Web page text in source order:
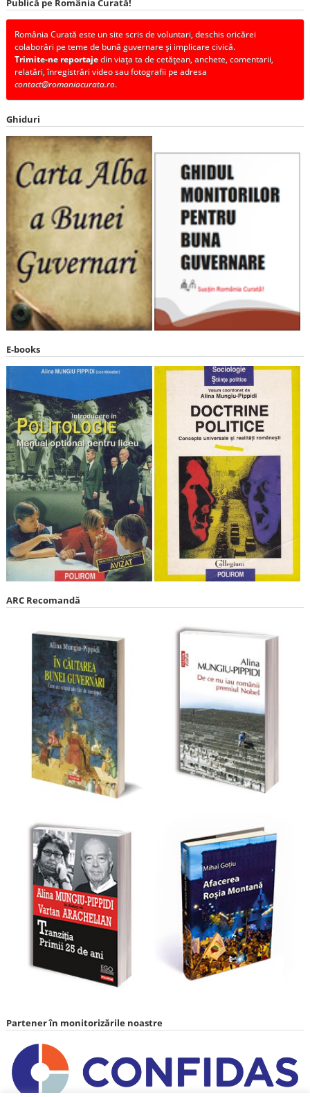
Publică pe România Curată!
România Curată este un site scris de voluntari, deschis oricărei
colaborări pe teme de bună guvernare și implicare civică.
Trimite-ne reportajedin viața ta de cetățean, anchete, comentarii,
relatări, înregistrări video sau fotografii pe adresa
contact@romaniacurata.ro.
Ghiduri
E-books
ARC Recomandă
Partener în monitorizările noastre